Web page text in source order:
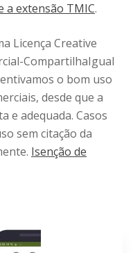
a extensão TMIC.
Licença Creative
CompartilhaIgual
o bom uso
desde que a
e adequada. Casos
sem citação da
Isenção de